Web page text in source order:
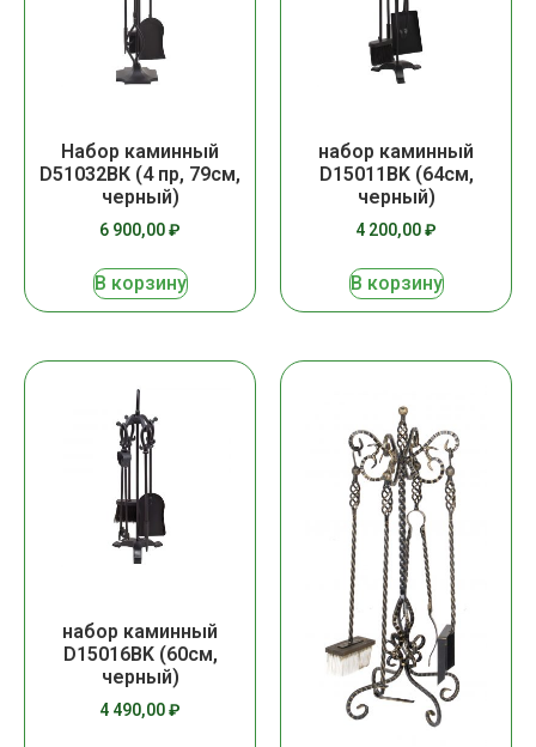
Набор каминный
D51032ВК (4 пр, 79см,
черный)
6 900,00₽
В корзину
набор каминный
D15011BK (64см,
черный)
4 200,00₽
В корзину
набор каминный
D15016BK (60см,
черный)
4 490,00₽